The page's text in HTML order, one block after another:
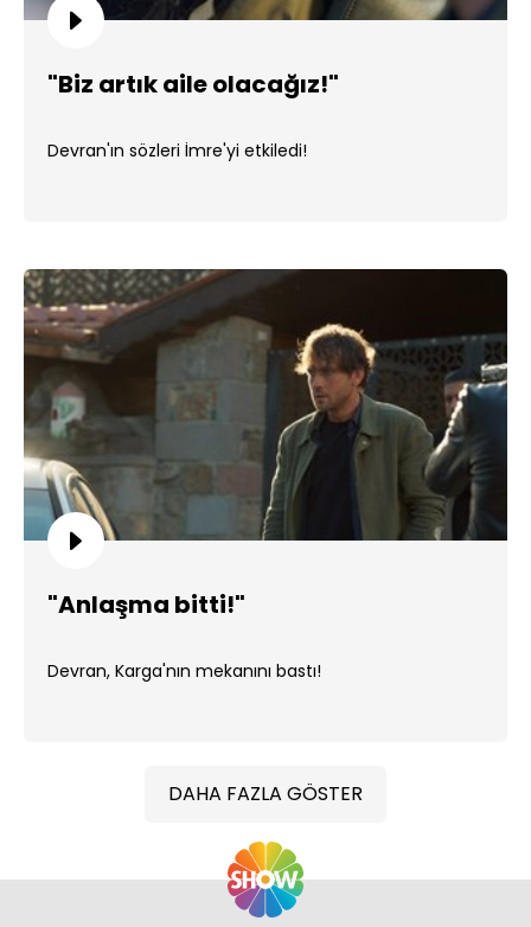
"Biz artık aile olacağız!"
Devran'ın sözleri İmre'yi etkiledi!
"Anlaşma bitti!"
Devran, Karga'nın mekanını bastı!
DAHA FAZLA GÖSTER